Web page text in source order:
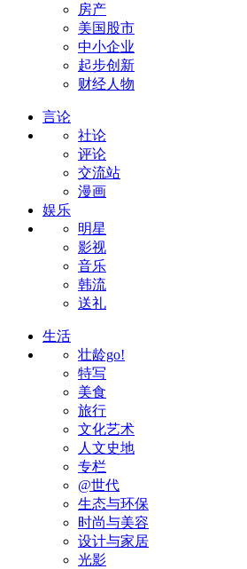
房产
美国股市
中小企业
起步创新
财经人物
言论
社论
评论
交流站
漫画
娱乐
明星
影视
音乐
韩流
送礼
生活
壮龄go!
特写
美食
旅行
文化艺术
人文史地
专栏
@世代
生态与环保
时尚与美容
设计与家居
光影